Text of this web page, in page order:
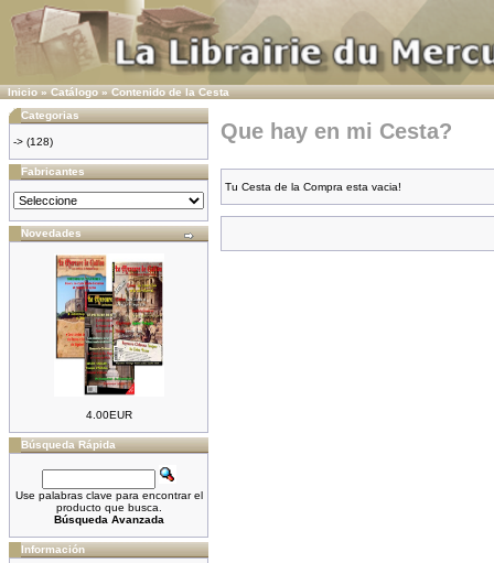
Inicio»Catálogo»Contenido de la Cesta
Categorias
-> (128)
Fabricantes
Novedades
4.00EUR
Búsqueda Rápida
Use palabras clave para encontrar el
producto que busca.
Búsqueda Avanzada
Información
Que hay en mi Cesta?
Tu Cesta de la Compra esta vacia!